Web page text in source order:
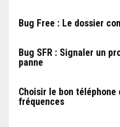
Bug Free : Le dossier
Bug SFR : Signaler un
panne
Choisir le bon
fréquences